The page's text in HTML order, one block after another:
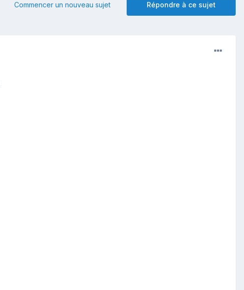
Répondre à ce sujet
Commencer un nouveau sujet